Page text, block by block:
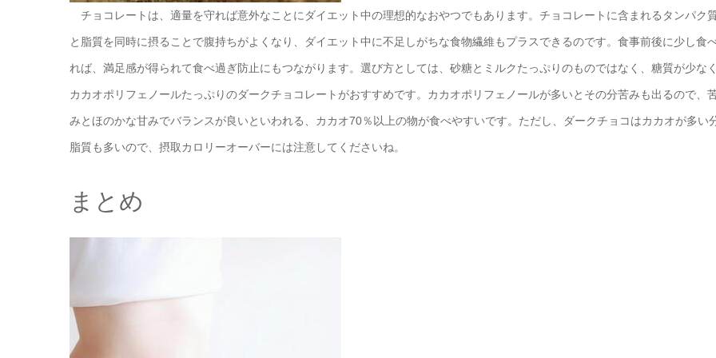
チョコレートは、適量を守れば意外なことにダイエット中の理想的なおやつでもあります。チョコレートに含まれるタンパク
と脂質を同時に摂ることで腹持ちがよくなり、ダイエット中に不足しがちな食物繊維もプラスできるのです。食事前後に少し食
れば、満足感が得られて食べ過ぎ防止にもつながります。選び方としては、砂糖とミルクたっぷりのものではなく、糖質が少なく
カカオポリフェノールたっぷりのダークチョコレートがおすすめです。カカオポリフェノールが多いとその分苦みも出るので、
みとほのかな甘みでバランスが良いといわれる、カカオ70％以上の物が食べやすいです。ただし、ダークチョコはカカオが多い
脂質も多いので、摂取カロリーオーバーには注意してくださいね。
まとめ